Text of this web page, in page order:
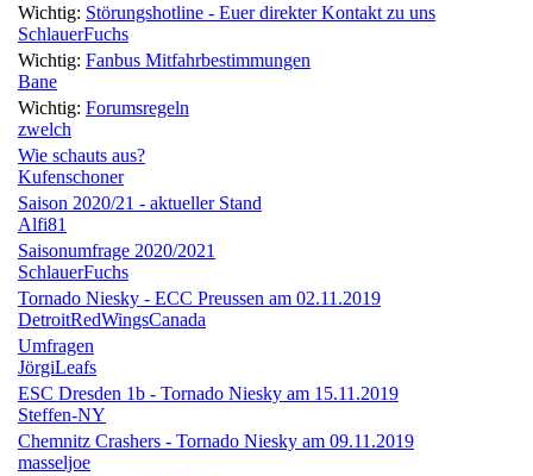
Wichtig: Störungshotline - Euer direkter Kontakt zu uns
SchlauerFuchs
Wichtig: Fanbus Mitfahrbestimmungen
Bane
Wichtig: Forumsregeln
zwelch
Wie schauts aus?
Kufenschoner
Saison 2020/21 - aktueller Stand
Alfi81
Saisonumfrage 2020/2021
SchlauerFuchs
Tornado Niesky - ECC Preussen am 02.11.2019
DetroitRedWingsCanada
Umfragen
JörgiLeafs
ESC Dresden 1b - Tornado Niesky am 15.11.2019
Steffen-NY
Chemnitz Crashers - Tornado Niesky am 09.11.2019
masseljoe